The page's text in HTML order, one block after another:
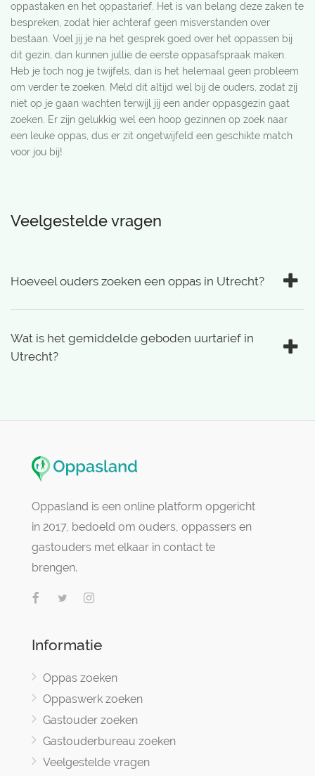
oppastaken en het oppastarief. Het is van belang deze zaken te
bespreken, zodat hier achteraf geen misverstanden over
bestaan. Voel jij je na het gesprek goed over het oppassen bij
dit gezin, dan kunnen jullie de eerste oppasafspraak maken.
Heb je toch nog je twijfels, dan is het helemaal geen probleem
om verder te zoeken. Meld dit altijd wel bij de ouders, zodat zij
niet op je gaan wachten terwijl jij een ander oppasgezin gaat
zoeken. Er zijn gelukkig wel een hoop gezinnen op zoek naar
een leuke oppas, dus er zit ongetwijfeld een geschikte match
voor jou bij!
Veelgestelde vragen
Hoeveel ouders zoeken een oppas in Utrecht?
Wat is het gemiddelde geboden uurtarief in
Utrecht?
Oppasland is een online platform opgericht
in 2017, bedoeld om ouders, oppassers en
gastouders met elkaar in contact te
brengen.
Informatie
Oppas zoeken
Oppaswerk zoeken
Gastouder zoeken
Gastouderbureau zoeken
Veelgestelde vragen